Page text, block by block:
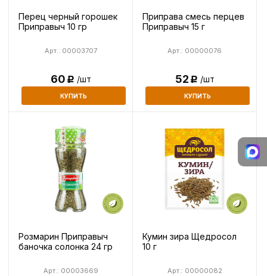
Перец черный горошек
Приправыч 10 гр
Арт.: 00003707
60Р /шт
КУПИТЬ
Приправа смесь перцев
Приправыч 15 г
Арт.: 00000076
52Р /шт
КУПИТЬ
Розмарин Приправыч
баночка солонка 24 гр
Арт.: 00003669
Кумин зира Щедросол
10 г
Арт.: 00000082